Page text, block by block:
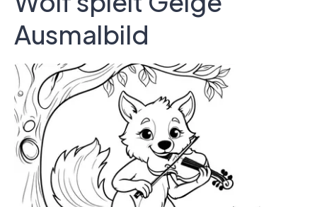
Ausmalbild